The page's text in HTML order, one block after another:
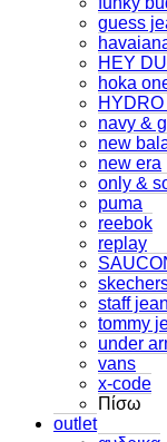
guess
HEY
hoka
navy &
new
new era
only &
puma
reebok
replay
staff
tommy
under
vans
x-code
Πίσω
outlet